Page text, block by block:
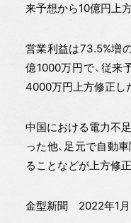
来予想から10億円上
営業利益は73.5%増
億1000万円で、従来
4000万円上方修正し
中国における電力不
った他、足元で自動
ることなどが上方修
金型新聞 2022年1月